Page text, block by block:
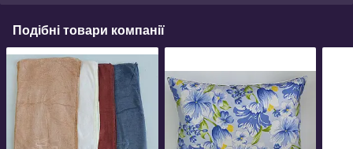
Подібні товари компанії